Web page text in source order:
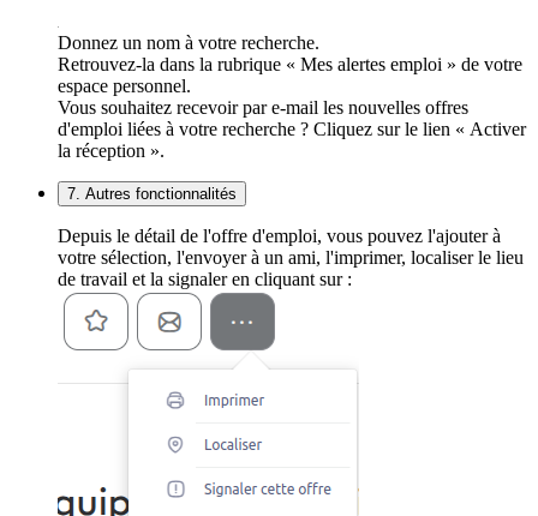
Donnez un nom à votre recherche.
Retrouvez-la dans la rubrique « Mes alertes emploi » de votre
espace personnel.
Vous souhaitez recevoir par e-mail les nouvelles offres
d'emploi liées à votre recherche ? Cliquez sur le lien « Activer
la réception ».
7. Autres fonctionnalités
Depuis le détail de l'offre d'emploi, vous pouvez l'ajouter à
votre sélection, l'envoyer à un ami, l'imprimer, localiser le lieu
de travail et la signaler en cliquant sur :